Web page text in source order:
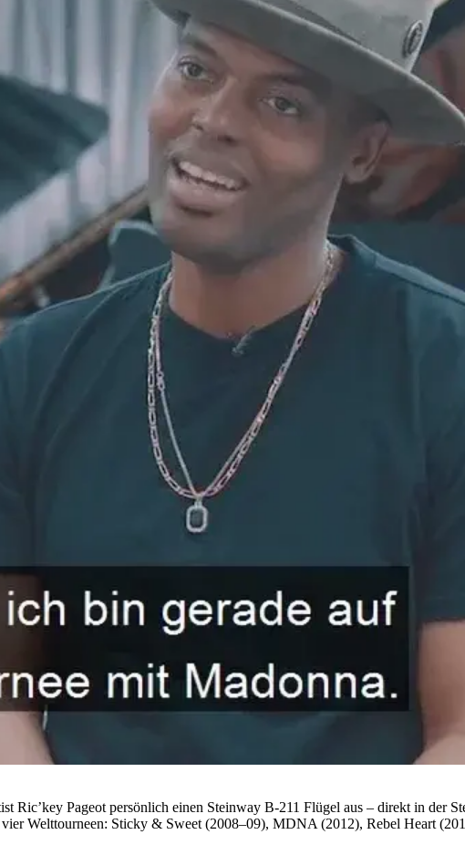
Ric’key Pageot persönlich einen Steinway B-211 Flügel aus – direkt in der
Welttourneen: Sticky & Sweet (2008–09), MDNA (2012), Rebel Heart